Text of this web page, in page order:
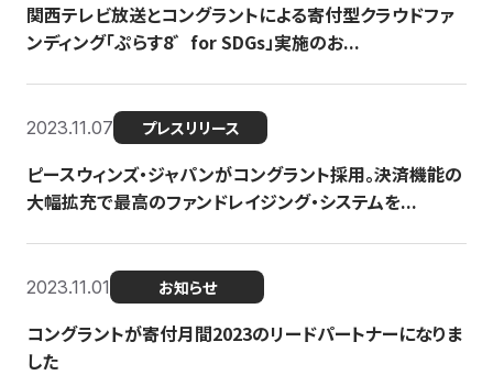
関西テレビ放送とコングラントによる寄付型クラウドファ
ンディング「ぷらす8゛for SDGs」実施のお...
2023.11.07 プレスリリース
ピースウィンズ・ジャパンがコングラント採用。決済機能の
大幅拡充で最高のファンドレイジング・システムを...
2023.11.01 お知らせ
コングラントが寄付月間2023のリードパートナーになりま
した